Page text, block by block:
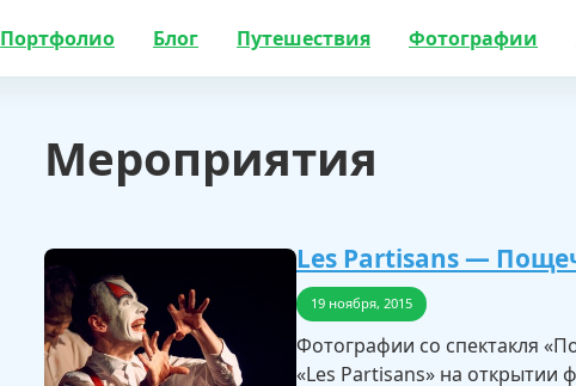
Портфолио Блог Путешествия Фотографии
Мероприятия
Les Partisans —
19 ноября, 2015
Фотографии со спектакля
«Les Partisans» на открытии